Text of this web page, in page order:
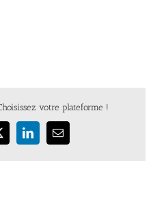
votre plateforme !
LinkedInEmail